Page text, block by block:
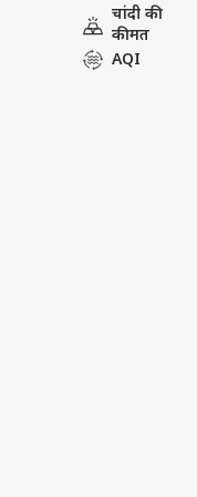
चांदी की
कीमत
AQI